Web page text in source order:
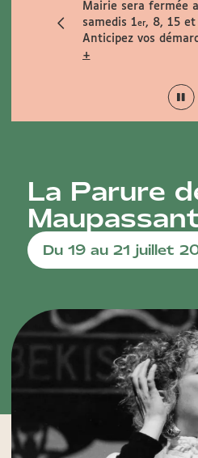
Mairie sera fermée
samedis 1er, 8, 15 et
Anticipez vos
+
La Parure
Du 19 au 21 juillet